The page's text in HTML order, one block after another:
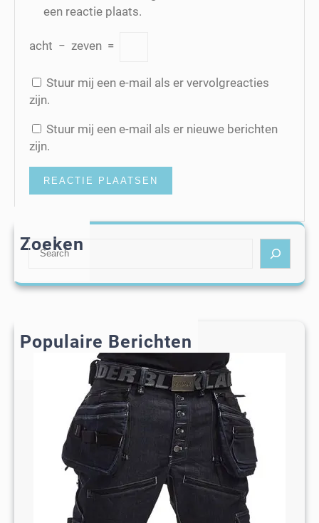
een reactie plaats.
acht − zeven =
Stuur mij een e-mail als er vervolgreacties
zijn.
Stuur mij een e-mail als er nieuwe berichten
zijn.
Zoeken
S
a
h
Populaire Berichten